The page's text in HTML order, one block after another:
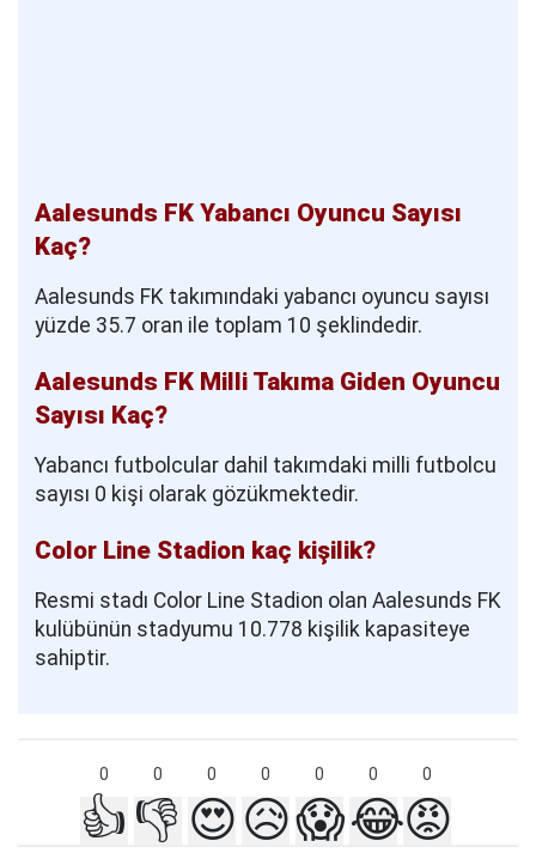
Aalesunds FK Yabancı Oyuncu Sayısı
Kaç?
Aalesunds FK takımındaki yabancı oyuncu sayısı
yüzde 35.7 oran ile toplam 10 şeklindedir.
Aalesunds FK Milli Takıma Giden Oyuncu
Sayısı Kaç?
Yabancı futbolcular dahil takımdaki milli futbolcu
sayısı 0 kişi olarak gözükmektedir.
Color Line Stadion kaç kişilik?
Resmi stadı Color Line Stadion olan Aalesunds FK
kulübünün stadyumu 10.778 kişilik kapasiteye
sahiptir.
0 0 0 0 0 0 0
👍 👎 😍😥😱😂😡